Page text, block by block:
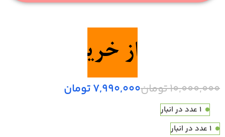
10,000,000تومان7,990,000تومان
1 عدد در انبار
1 عدد در انبار